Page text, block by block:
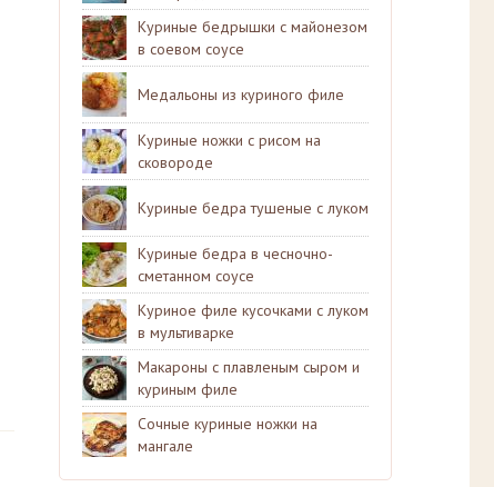
Куриные бедрышки с майонезом
в соевом соусе
Медальоны из куриного филе
Куриные ножки с рисом на
сковороде
Куриные бедра тушеные с луком
Куриные бедра в чесночно-
сметанном соусе
Куриное филе кусочками с луком
в мультиварке
Макароны с плавленым сыром и
куриным филе
Сочные куриные ножки на
мангале